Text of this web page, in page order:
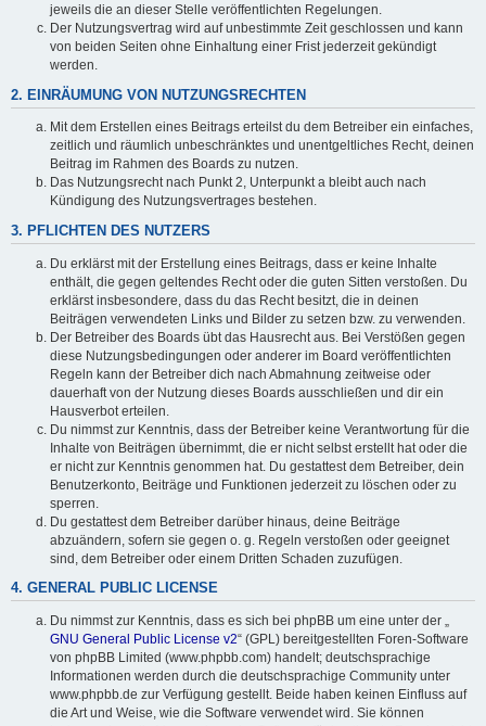
jeweils die an dieser Stelle veröffentlichten Regelungen.
Der Nutzungsvertrag wird auf unbestimmte Zeit geschlossen und kann
von beiden Seiten ohne Einhaltung einer Frist jederzeit gekündigt
werden.
2. EINRÄUMUNG VON NUTZUNGSRECHTEN
Mit dem Erstellen eines Beitrags erteilst du dem Betreiber ein einfaches,
zeitlich und räumlich unbeschränktes und unentgeltliches Recht, deinen
Beitrag im Rahmen des Boards zu nutzen.
Das Nutzungsrecht nach Punkt 2, Unterpunkt a bleibt auch nach
Kündigung des Nutzungsvertrages bestehen.
3. PFLICHTEN DES NUTZERS
Du erklärst mit der Erstellung eines Beitrags, dass er keine Inhalte
enthält, die gegen geltendes Recht oder die guten Sitten verstoßen. Du
erklärst insbesondere, dass du das Recht besitzt, die in deinen
Beiträgen verwendeten Links und Bilder zu setzen bzw. zu verwenden.
Der Betreiber des Boards übt das Hausrecht aus. Bei Verstößen gegen
diese Nutzungsbedingungen oder anderer im Board veröffentlichten
Regeln kann der Betreiber dich nach Abmahnung zeitweise oder
dauerhaft von der Nutzung dieses Boards ausschließen und dir ein
Hausverbot erteilen.
Du nimmst zur Kenntnis, dass der Betreiber keine Verantwortung für die
Inhalte von Beiträgen übernimmt, die er nicht selbst erstellt hat oder die
er nicht zur Kenntnis genommen hat. Du gestattest dem Betreiber, dein
Benutzerkonto, Beiträge und Funktionen jederzeit zu löschen oder zu
sperren.
Du gestattest dem Betreiber darüber hinaus, deine Beiträge
abzuändern, sofern sie gegen o. g. Regeln verstoßen oder geeignet
sind, dem Betreiber oder einem Dritten Schaden zuzufügen.
4. GENERAL PUBLIC LICENSE
Du nimmst zur Kenntnis, dass es sich bei phpBB um eine unter der „
GNU General Public License v2“ (GPL) bereitgestellten Foren-Software
von phpBB Limited (www.phpbb.com) handelt; deutschsprachige
Informationen werden durch die deutschsprachige Community unter
www.phpbb.de zur Verfügung gestellt. Beide haben keinen Einfluss auf
die Art und Weise, wie die Software verwendet wird. Sie können